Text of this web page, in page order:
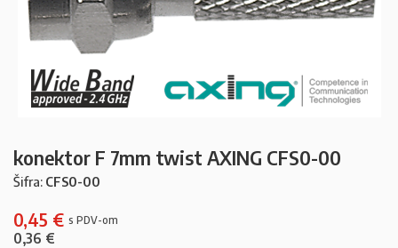
konektor F 7mm twist AXING CFS0-00
Šifra: CFS0-00
0,45 €
0,36 €